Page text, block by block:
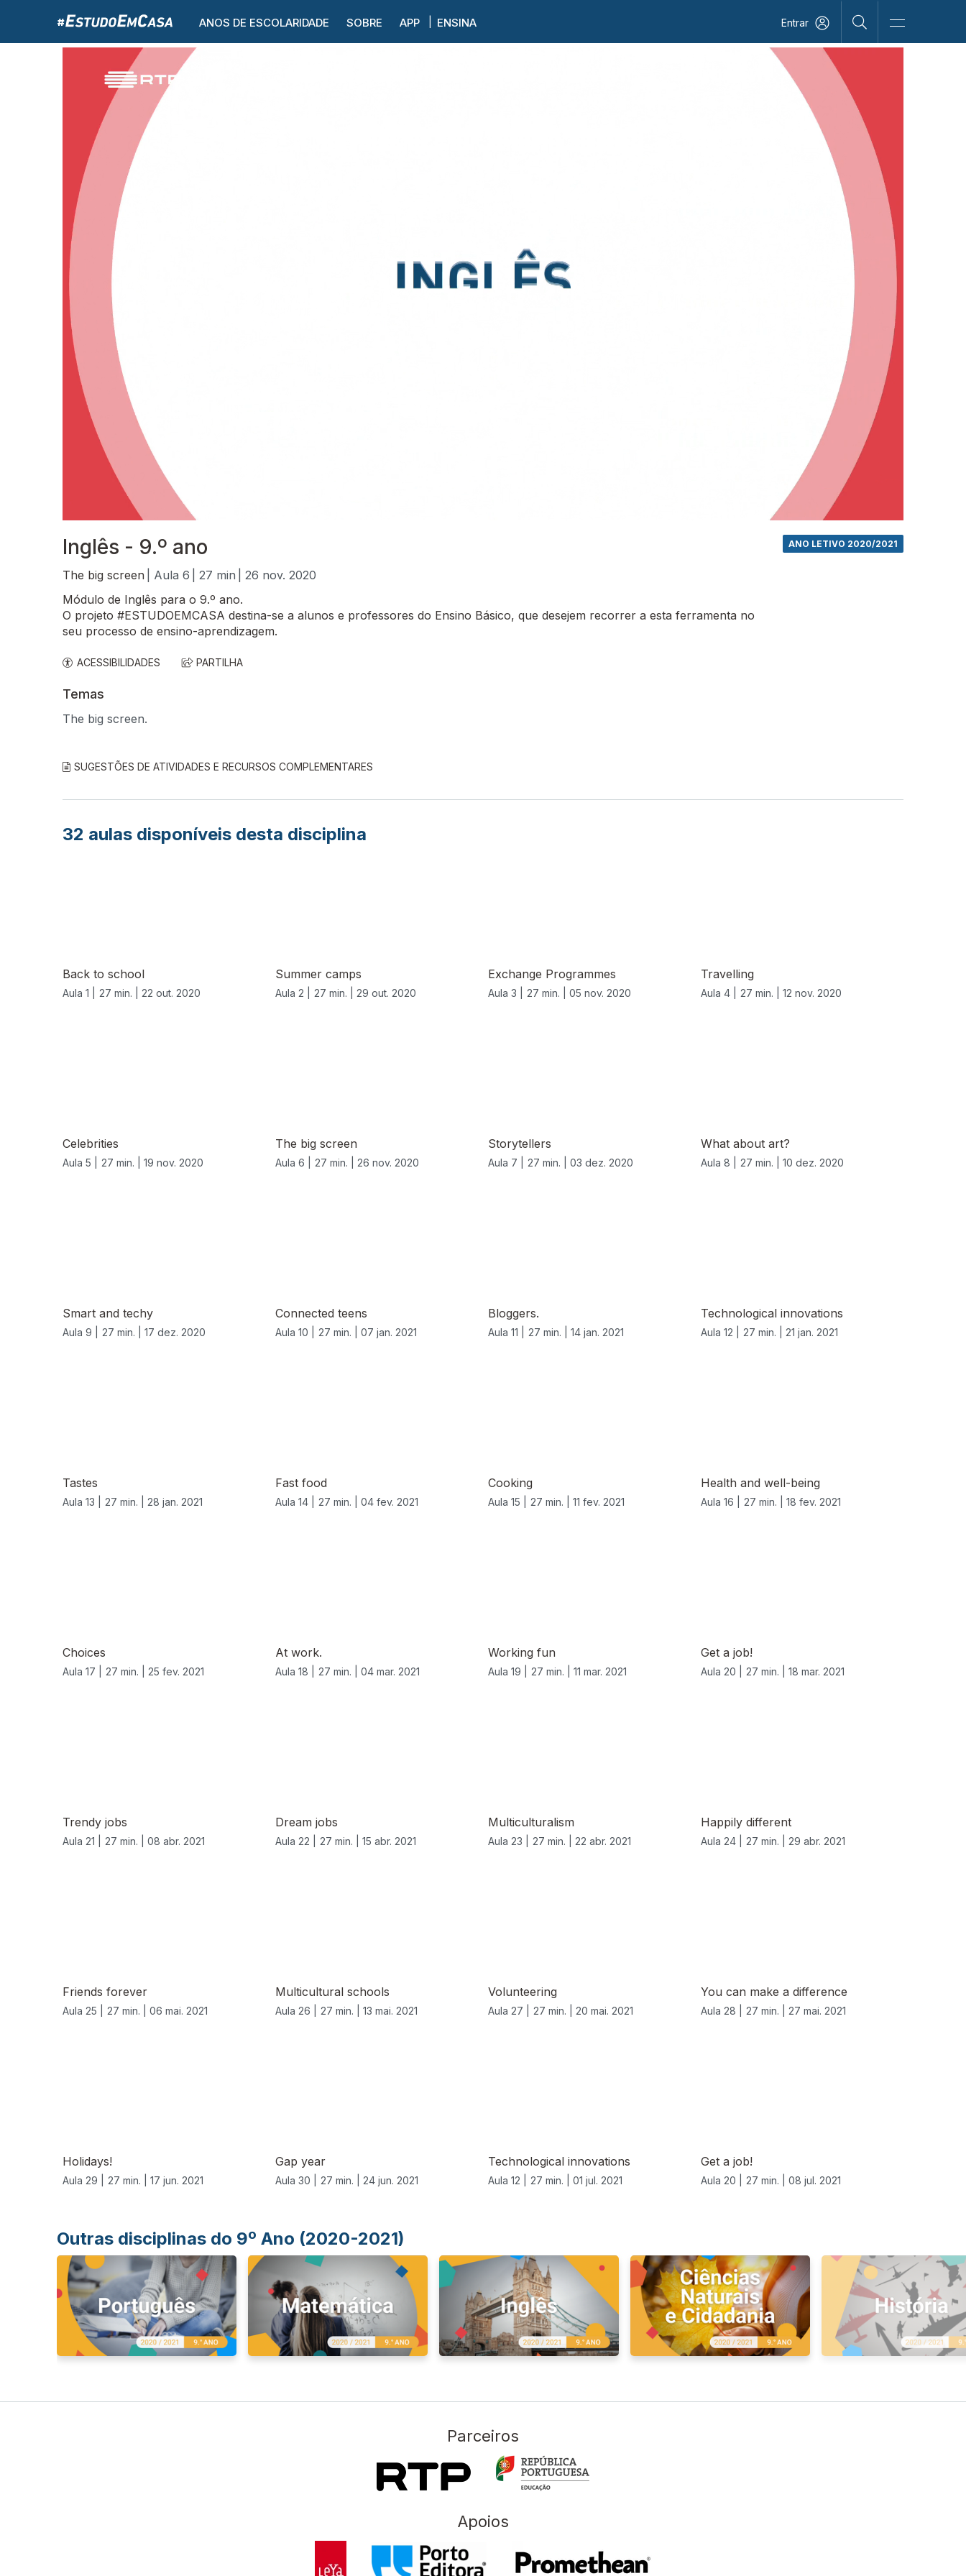
ANOS DE ESCOLARIDADE SOBRE APP ENSINA Entrar
Inglês - 9.º ano
The big screen | Aula 6 | 27 min | 26 nov. 2020
ANO LETIVO 2020/2021
Módulo de Inglês para o 9.º ano.
O projeto #ESTUDOEMCASA destina-se a alunos e professores do Ensino Básico, que desejem recorrer a esta ferramenta no
seu processo de ensino-aprendizagem.
ACESSIBILIDADES PARTILHA
Temas
The big screen.
SUGESTÕES DE ATIVIDADES E RECURSOS COMPLEMENTARES
32 aulas disponíveis desta disciplina
Back to school
Aula 1 | 27 min. | 22 out. 2020
Summer camps
Aula 2 | 27 min. | 29 out. 2020
Exchange Programmes
Aula 3 | 27 min. | 05 nov. 2020
Travelling
Aula 4 | 27 min. | 12 nov. 2020
Celebrities
Aula 5 | 27 min. | 19 nov. 2020
The big screen
Aula 6 | 27 min. | 26 nov. 2020
Storytellers
Aula 7 | 27 min. | 03 dez. 2020
What about art?
Aula 8 | 27 min. | 10 dez. 2020
Smart and techy
Aula 9 | 27 min. | 17 dez. 2020
Connected teens
Aula 10 | 27 min. | 07 jan. 2021
Bloggers.
Aula 11 | 27 min. | 14 jan. 2021
Technological innovations
Aula 12 | 27 min. | 21 jan. 2021
Tastes
Aula 13 | 27 min. | 28 jan. 2021
Fast food
Aula 14 | 27 min. | 04 fev. 2021
Cooking
Aula 15 | 27 min. | 11 fev. 2021
Health and well-being
Aula 16 | 27 min. | 18 fev. 2021
Choices
Aula 17 | 27 min. | 25 fev. 2021
At work.
Aula 18 | 27 min. | 04 mar. 2021
Working fun
Aula 19 | 27 min. | 11 mar. 2021
Get a job!
Aula 20 | 27 min. | 18 mar. 2021
Trendy jobs
Aula 21 | 27 min. | 08 abr. 2021
Dream jobs
Aula 22 | 27 min. | 15 abr. 2021
Multiculturalism
Aula 23 | 27 min. | 22 abr. 2021
Happily different
Aula 24 | 27 min. | 29 abr. 2021
Friends forever
Aula 25 | 27 min. | 06 mai. 2021
Multicultural schools
Aula 26 | 27 min. | 13 mai. 2021
Volunteering
Aula 27 | 27 min. | 20 mai. 2021
You can make a difference
Aula 28 | 27 min. | 27 mai. 2021
Holidays!
Aula 29 | 27 min. | 17 jun. 2021
Gap year
Aula 30 | 27 min. | 24 jun. 2021
Technological innovations
Aula 12 | 27 min. | 01 jul. 2021
Get a job!
Aula 20 | 27 min. | 08 jul. 2021
Outras disciplinas do 9º Ano (2020-2021)
Parceiros
Apoios